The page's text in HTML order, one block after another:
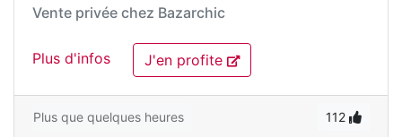
Vente privée chez Bazarchic
Plus d'infos J'en profite
Plus que quelques heures 112